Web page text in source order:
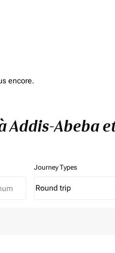
encore.
Addis-Abeba
Journey Types
Journey Types option
Round trip
keyboard_arrow_down